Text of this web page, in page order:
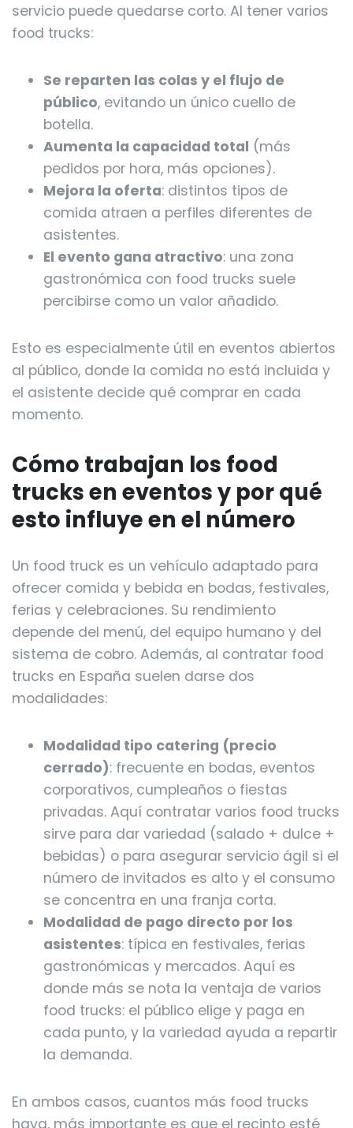
servicio puede quedarse corto. Al tener varios
food trucks:
Se reparten las colas y el flujo de
público, evitando un único cuello de
botella.
Aumenta la capacidad total (más
pedidos por hora, más opciones).
Mejora la oferta: distintos tipos de
comida atraen a perfiles diferentes de
asistentes.
El evento gana atractivo: una zona
gastronómica con food trucks suele
percibirse como un valor añadido.
Esto es especialmente útil en eventos abiertos
al público, donde la comida no está incluida y
el asistente decide qué comprar en cada
momento.
Cómo trabajan los food
trucks en eventos y por qué
esto influye en el número
Un food truck es un vehículo adaptado para
ofrecer comida y bebida en bodas, festivales,
ferias y celebraciones. Su rendimiento
depende del menú, del equipo humano y del
sistema de cobro. Además, al contratar food
trucks en España suelen darse dos
modalidades:
Modalidad tipo catering (precio
cerrado): frecuente en bodas, eventos
corporativos, cumpleaños o fiestas
privadas. Aquí contratar varios food trucks
sirve para dar variedad (salado + dulce +
bebidas) o para asegurar servicio ágil si el
número de invitados es alto y el consumo
se concentra en una franja corta.
Modalidad de pago directo por los
asistentes: típica en festivales, ferias
gastronómicas y mercados. Aquí es
donde más se nota la ventaja de varios
food trucks: el público elige y paga en
cada punto, y la variedad ayuda a repartir
la demanda.
En ambos casos, cuantos más food trucks